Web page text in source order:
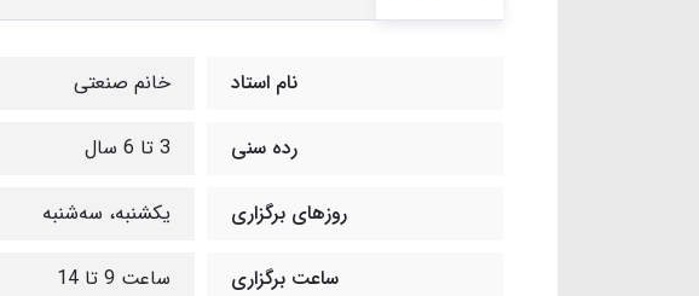
نام استاد خانم صنعتی
رده سنی 3 تا 6 سال
روزهای برگزاری یکشنبه، سه‌شنبه
ساعت برگزاری ساعت 9 تا 14